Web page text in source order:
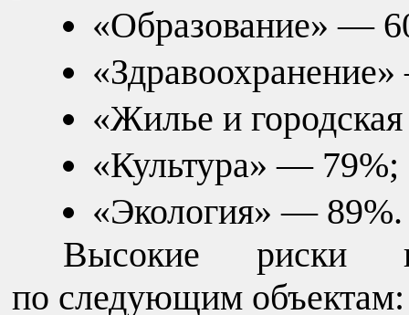
«Образование» —
«Жилье и
«Культура» — 79%;
«Экология» — 89%.
Высокие риски
по следующим объектам: